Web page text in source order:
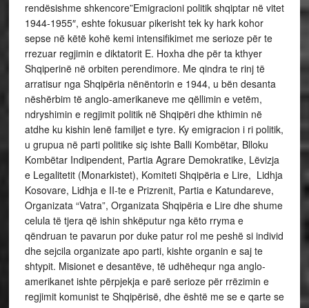
rendësishme shkencore”Emigracioni politik shqiptar në vitet
1944-1955″, eshte fokusuar pikerisht tek ky hark kohor
sepse në këtë kohë kemi intensifikimet me serioze për te
rrezuar regjimin e diktatorit E. Hoxha dhe për ta kthyer
Shqiperinë në orbiten perendimore. Me qindra te rinj të
arratisur nga Shqipëria nënëntorin e 1944, u bën desanta
nëshërbim të anglo-amerikaneve me qëllimin e vetëm,
ndryshimin e regjimit politik në Shqipëri dhe kthimin në
atdhe ku kishin lenë familjet e tyre. Ky emigracion i ri politik,
u grupua në parti politike siç ishte Balli Kombëtar, Blloku
Kombëtar Indipendent, Partia Agrare Demokratike, Lëvizja
e Legalitetit (Monarkistet), Komiteti Shqipëria e Lire, Lidhja
Kosovare, Lidhja e II-te e Prizrenit, Partia e Katundareve,
Organizata “Vatra”, Organizata Shqipëria e Lire dhe shume
celula të tjera që ishin shkëputur nga këto rryma e
qëndruan te pavarun por duke patur rol me peshë si individ
dhe sejcila organizate apo parti, kishte organin e saj te
shtypit. Misionet e desantëve, të udhëhequr nga anglo-
amerikanet ishte përpjekja e parë serioze për rrëzimin e
regjimit komunist te Shqipërisë, dhe është me se e qarte se